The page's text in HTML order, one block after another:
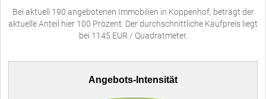
Bei aktuell 190 angebotenen Immobilien in Koppenhof, beträgt der
aktuelle Anteil hier 100 Prozent. Der durchschnittliche Kaufpreis liegt
bei 1145 EUR / Quadratmeter.
Angebots-Intensität